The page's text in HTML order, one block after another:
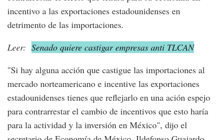
incentivo a las exportaciones estadounidenses en
detrimento de las importaciones.
Leer: Senado quiere castigar empresas anti TLCAN
"Si hay alguna acción que castigue las importaciones al
mercado norteamericano e incentive las exportaciones
estadounidenses tienes que reflejarlo en una ación espejo
para contrarrestar el cambio de incentivos que esto haría
para la actividad y la inversión en México", dijo el